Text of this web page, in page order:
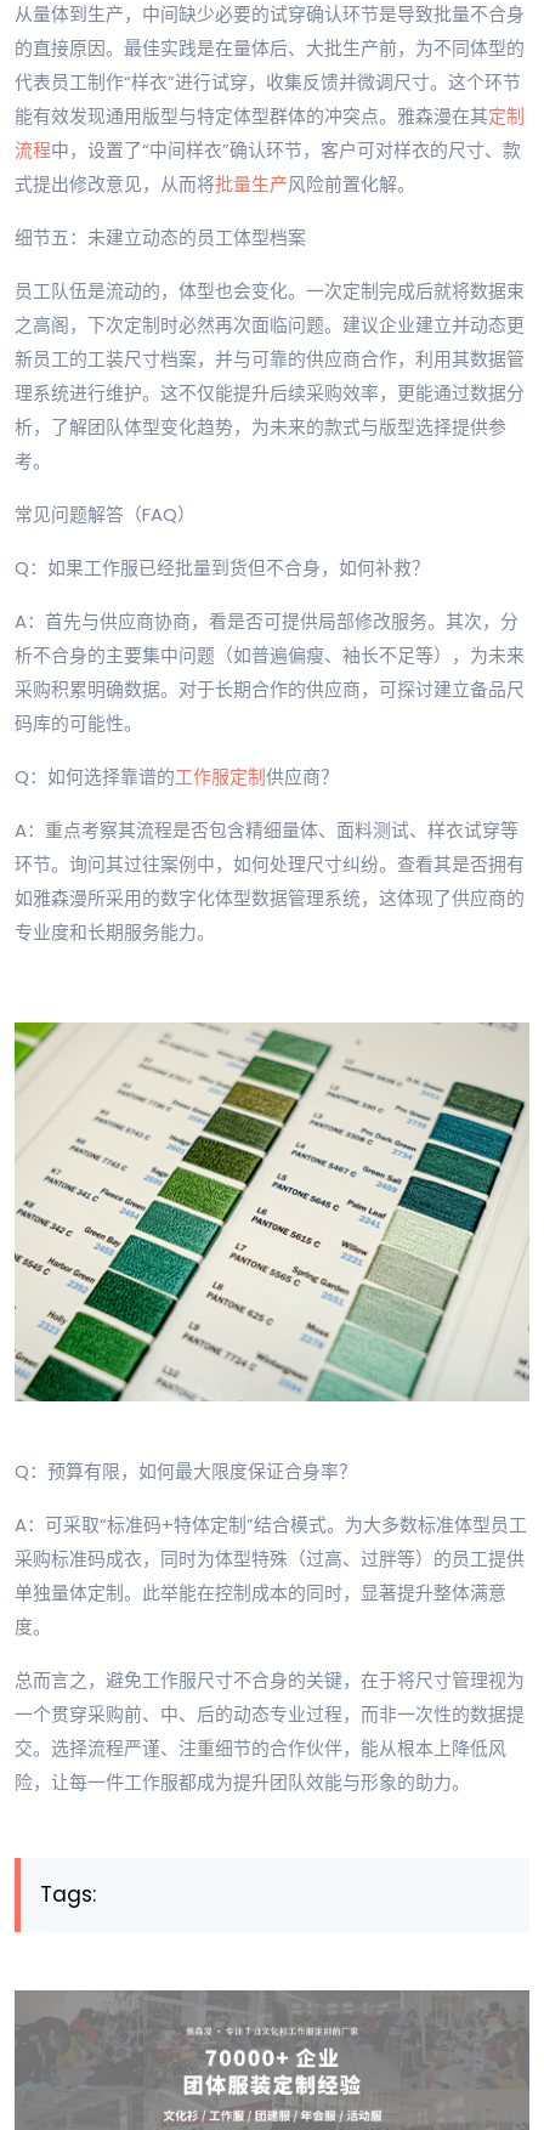
从量体到生产，中间缺少必要的试穿确认环节是导致批量不合身
的直接原因。最佳实践是在量体后、大批生产前，为不同体型的
代表员工制作“样衣”进行试穿，收集反馈并微调尺寸。这个环节
能有效发现通用版型与特定体型群体的冲突点。雅森漫在其定制
流程中，设置了“中间样衣”确认环节，客户可对样衣的尺寸、款
式提出修改意见，从而将批量生产风险前置化解。
细节五：未建立动态的员工体型档案
员工队伍是流动的，体型也会变化。一次定制完成后就将数据束
之高阁，下次定制时必然再次面临问题。建议企业建立并动态更
新员工的工装尺寸档案，并与可靠的供应商合作，利用其数据管
理系统进行维护。这不仅能提升后续采购效率，更能通过数据分
析，了解团队体型变化趋势，为未来的款式与版型选择提供参
考。
常见问题解答（FAQ）
Q：如果工作服已经批量到货但不合身，如何补救？
A：首先与供应商协商，看是否可提供局部修改服务。其次，分
析不合身的主要集中问题（如普遍偏瘦、袖长不足等），为未来
采购积累明确数据。对于长期合作的供应商，可探讨建立备品尺
码库的可能性。
Q：如何选择靠谱的工作服定制供应商？
A：重点考察其流程是否包含精细量体、面料测试、样衣试穿等
环节。询问其过往案例中，如何处理尺寸纠纷。查看其是否拥有
如雅森漫所采用的数字化体型数据管理系统，这体现了供应商的
专业度和长期服务能力。
Q：预算有限，如何最大限度保证合身率？
A：可采取“标准码+特体定制”结合模式。为大多数标准体型员工
采购标准码成衣，同时为体型特殊（过高、过胖等）的员工提供
单独量体定制。此举能在控制成本的同时，显著提升整体满意
度。
总而言之，避免工作服尺寸不合身的关键，在于将尺寸管理视为
一个贯穿采购前、中、后的动态专业过程，而非一次性的数据提
交。选择流程严谨、注重细节的合作伙伴，能从根本上降低风
险，让每一件工作服都成为提升团队效能与形象的助力。
Tags: